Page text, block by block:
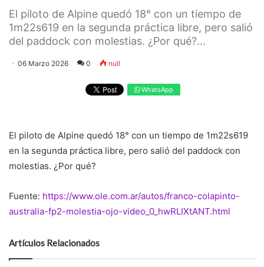
El piloto de Alpine quedó 18° con un tiempo de
1m22s619 en la segunda práctica libre, pero salió
del paddock con molestias. ¿Por qué?...
06 Marzo 2026 0 null
WhatsApp
El piloto de Alpine quedó 18° con un tiempo de 1m22s619
en la segunda práctica libre, pero salió del paddock con
molestias. ¿Por qué?
Fuente: https://www.ole.com.ar/autos/franco-colapinto-
australia-fp2-molestia-ojo-video_0_hwRLIXtANT.html
Artículos Relacionados